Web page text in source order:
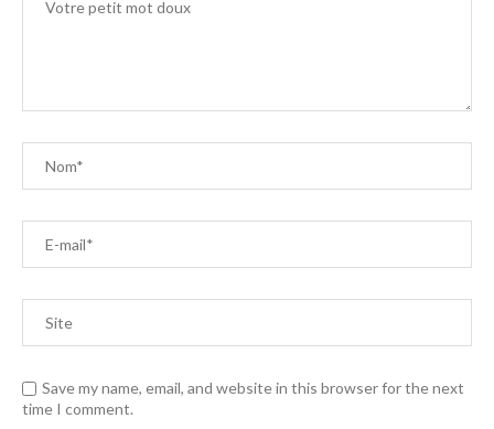
Save my name, email, and website in this browser for the next
time I comment.